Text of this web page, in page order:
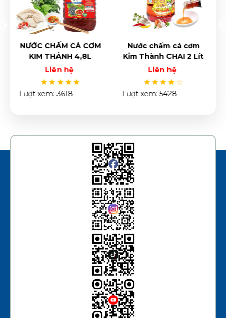
Nước chấm cá cơm
Kim Thành CHAI 2 Lít
Liên hệ
Lượt xem: 5428
Nước chấm cá cơm
Kim Thành 900ml
Liên hệ
Lượt xem: 4467